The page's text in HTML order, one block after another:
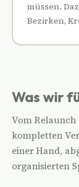
müssen.
Bezirken,
Was wir
Vom
kompletten
einer Hand,
organisierten